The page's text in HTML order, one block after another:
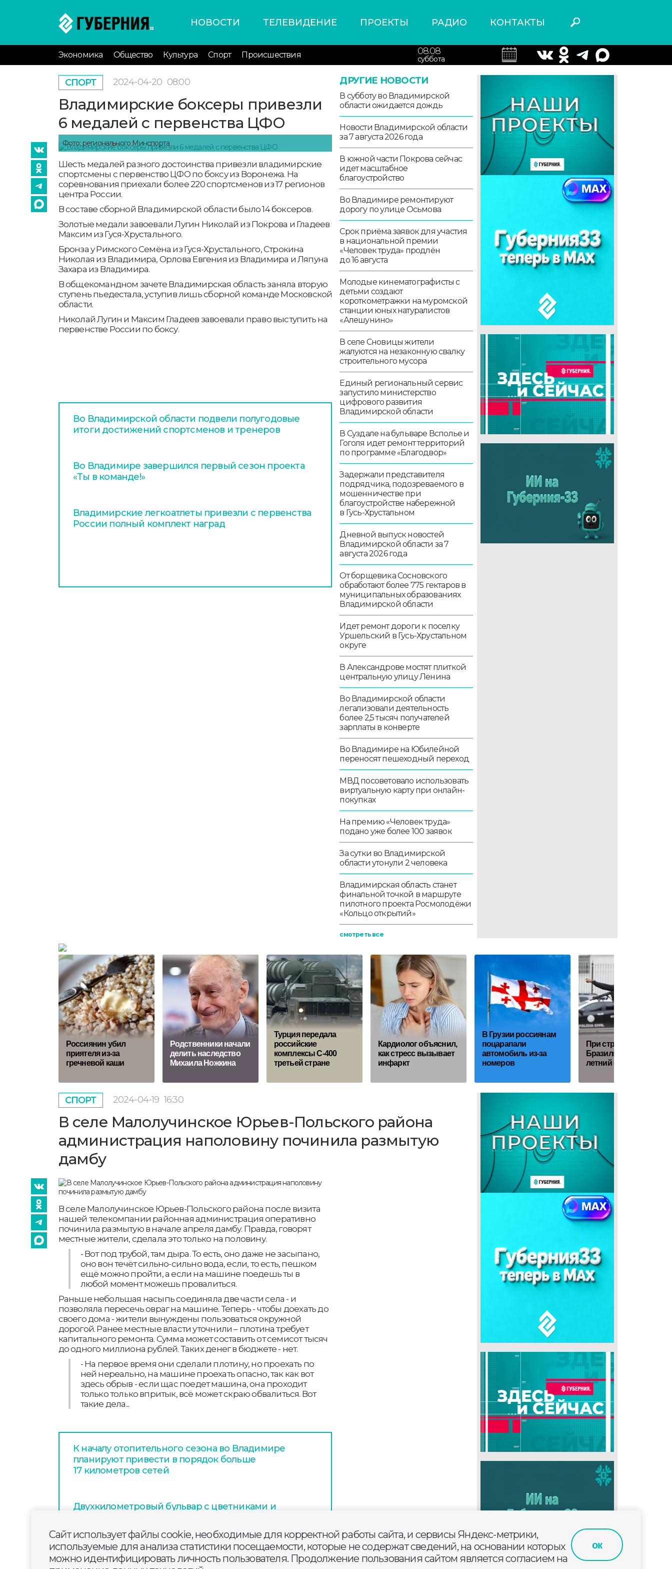
НОВОСТИ ТЕЛЕВИДЕНИЕ ПРОЕКТЫ РАДИО КОНТАКТЫ
Экономика Общество Культура Спорт Происшествия 08.08
суббота
СПОРТ 2024-04-20 08:00
Владимирские боксеры привезли
6 медалей с первенства ЦФО
Фото: регионального Минспорта
Шесть медалей разного достоинства привезли владимирские
спортсмены с первенство ЦФО по боксу из Воронежа. На
соревнования приехали более 220 спортсменов из 17 регионов
центра России.
В составе сборной Владимирской области было 14 боксеров.
Золотые медали завоевали Лугин Николай из Покрова и Гладеев
Максим из Гуся-Хрустального.
Бронза у Римского Семёна из Гуся-Хрустального, Строкина
Николая из Владимира, Орлова Евгения из Владимира и Ляпуна
Захара из Владимира.
В общекомандном зачете Владимирская область заняла вторую
ступень пьедестала, уступив лишь сборной команде Московской
области.
Николай Лугин и Максим Гладеев завоевали право выступить на
первенстве России по боксу.
Во Владимирской области подвели полугодовые
итоги достижений спортсменов и тренеров
Во Владимире завершился первый сезон проекта
«Ты в команде!»
Владимирские легкоатлеты привезли с первенства
России полный комплект наград
ДРУГИЕ НОВОСТИ
В субботу во Владимирской
области ожидается дождь
Новости Владимирской области
за 7 августа 2026 года
В южной части Покрова сейчас
идет масштабное
благоустройство
Во Владимире ремонтируют
дорогу по улице Осьмова
Срок приёма заявок для участия
в национальной премии
«Человек труда» продлён
до 16 августа
Молодые кинематографисты с
детьми создают
короткометражки на муромской
станции юных натуралистов
«Алешунино»
В селе Сновицы жители
жалуются на незаконную свалку
строительного мусора
Единый региональный сервис
запустило министерство
цифрового развития
Владимирской области
В Суздале на бульваре Всполье и
Гоголя идет ремонт территорий
по программе «Благодвор»
Задержали представителя
подрядчика, подозреваемого в
мошенничестве при
благоустройстве набережной
в Гусь-Хрустальном
Дневной выпуск новостей
Владимирской области за 7
августа 2026 года
От борщевика Сосновского
обработают более 775 гектаров в
муниципальных образованиях
Владимирской области
Идет ремонт дороги к поселку
Уршельский в Гусь-Хрустальном
округе
В Александрове мостят плиткой
центральную улицу Ленина
Во Владимирской области
легализовали деятельность
более 2,5 тысяч получателей
зарплаты в конверте
Во Владимире на Юбилейной
переносят пешеходный переход
МВД посоветовало использовать
виртуальную карту при онлайн-
покупках
На премию «Человек труда»
подано уже более 100 заявок
За сутки во Владимирской
области утонули 2 человека
Владимирская область станет
финальной точкой в маршруте
пилотного проекта Росмолодёжи
«Кольцо открытий»
смотреть все
Россиянин убил
приятеля из-за
гречневой каши
Родственники начали
делить наследство
Михаила Ножкина
Турция передала
российские
комплексы С-400
третьей стране
Кардиолог объяснил,
как стресс вызывает
инфаркт
В Грузии россиянам
поцарапали
автомобиль из-за
номеров
При стрельбе в
Бразилии погиб 15-
летний футболист
СПОРТ 2024-04-19 16:30
В селе Малолучинское Юрьев-Польского района
администрация наполовину починила размытую
дамбу
В селе Малолучинское Юрьев-Польского района после визита
нашей телекомпании районная администрация оперативно
починила размытую в начале апреля дамбу. Правда, говорят
местные жители, сделала это только на половину.
- Вот под трубой, там дыра. То есть, оно даже не засыпано,
оно вон течёт сильно-сильно вода, если, то есть, пешком
ещё можно пройти, а если на машине поедешь ты в
любой момент можешь провалиться.
Раньше небольшая насыпь соединяла две части села - и
позволяла пересечь овраг на машине. Теперь - чтобы доехать до
своего дома - жители вынуждены пользоваться окружной
дорогой. Ранее местные власти уточнили – плотина требует
капитального ремонта. Сумма может составить от семисот тысяч
до одного миллиона рублей. Таких денег в бюджете - нет.
- На первое время они сделали плотину, но проехать по
ней нереально, на машине проехать опасно, так как вот
здесь обрыв - если щас поедет машина, она проходит
только только впритык, всё может скраю обвалиться. Вот
такие дела...
К началу отопительного сезона во Владимире
планируют привести в порядок больше
17 километров сетей
Двухкилометровый бульвар с цветниками и
Идет ремонт дороги к поселку Уршельский в Гусь-
Сайт использует файлы cookie, необходимые для корректной работы сайта, и сервисы Яндекс-метрики,
используемые для анализа статистики посещаемости, которые не содержат сведений, на основании которых
можно идентифицировать личность пользователя. Продолжение пользования сайтом является согласием на
ок